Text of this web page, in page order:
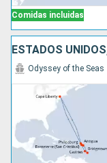
Comidas incluidas
Odyssey of the Seas